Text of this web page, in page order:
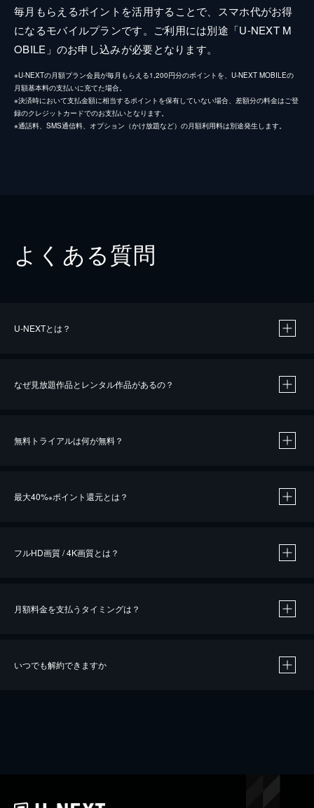
毎月もらえるポイントを活用することで、スマホ代がお得
になるモバイルプランです。ご利用には別途「U-NEXT M
OBILE」のお申し込みが必要となります。
※U-NEXTの月額プラン会員が毎月もらえる1,200円分のポイントを、U-NEXT MOBILEの
月額基本料の支払いに充てた場合。
※決済時において支払金額に相当するポイントを保有していない場合、差額分の料金はご登
録のクレジットカードでのお支払いとなります。
※通話料、SMS通信料、オプション（かけ放題など）の月額利用料は別途発生します。
よくある質問
U-NEXTとは？
なぜ見放題作品とレンタル作品があるの？
無料トライアルは何が無料？
最大40%※ポイント還元とは？
※40％ポイント還元の対象は、クレジットカード決済による作品の購入 / レンタルです。
iOSアプリのUコイン決済による作品の購入 / レンタルは、20％のポイント還元です。
フルHD画質 / 4K画質とは？
月額料金を支払うタイミングは？
いつでも解約できますか